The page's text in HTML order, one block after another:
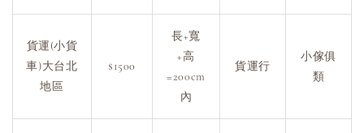
貨運(小貨
車)大台北
地區
$1500
長+寬
+高
=200cm
內
貨運行
小傢俱
類